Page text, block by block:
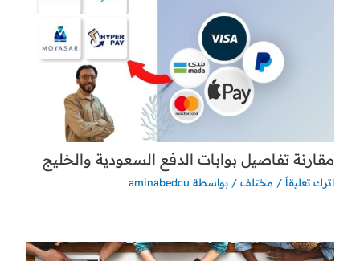
مقارنة تفاصيل بوابات الدفع السعودية والخليج
اترك تعليقاً / مختلف/ بواسطة aminabedcu